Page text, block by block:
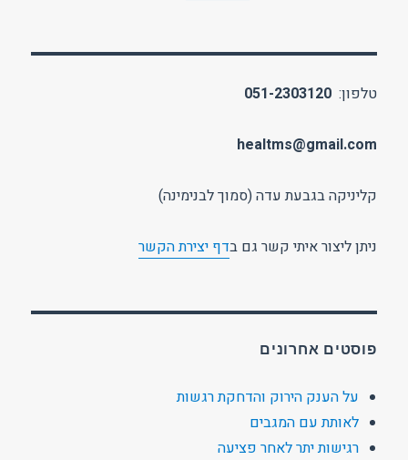
טלפון:051-2303120
healtms@gmail.com
קליניקה בגבעת עדה (סמוך לבנימינה)
ניתן ליצור איתי קשר גם בדף יצירת הקשר
פוסטים אחרונים
על הענק הירוק והדחקת רגשות
לאותת עם המגבים
רגישות יתר לאחר פציעה